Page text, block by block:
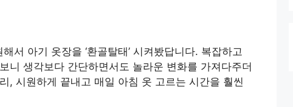
서 아기 옷장을 ‘환골탈태’ 시켜봤답니다. 복잡하고
니 생각보다 간단하면서도 놀라운 변화를 가져다주더
, 시원하게 끝내고 매일 아침 옷 고르는 시간을 훨씬